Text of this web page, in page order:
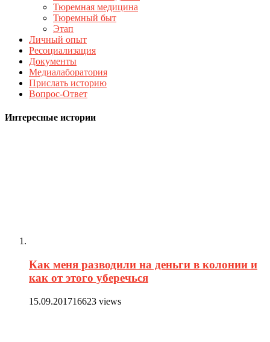
Тюремная медицина
Тюремный быт
Этап
Личный опыт
Ресоциализация
Документы
Медиалаборатория
Прислать историю
Вопрос-Ответ
Интересные истории
Как меня разводили на деньги в колонии и
как от этого уберечься
15.09.201716623 views